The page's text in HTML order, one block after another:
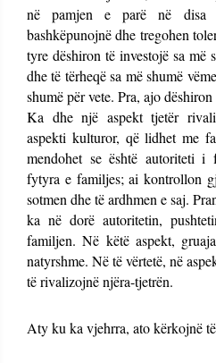
në pamjen e parë në disa
bashkëpunojnë dhe tregohen
tyre dëshiron të investojë sa më
dhe të tërheqë sa më shumë
shumë për vete. Pra, ajo
Ka dhe një aspekt tjetër
aspekti kulturor, që lidhet me
mendohet se është autoriteti i
fytyra e familjes; ai kontrollon
sotmen dhe të ardhmen e saj.
ka në dorë autoritetin,
familjen. Në këtë aspekt,
natyrshme. Në të vërtetë, në
të rivalizojnë njëra-tjetrën.
Aty ku ka vjehrra, ato kërkojnë